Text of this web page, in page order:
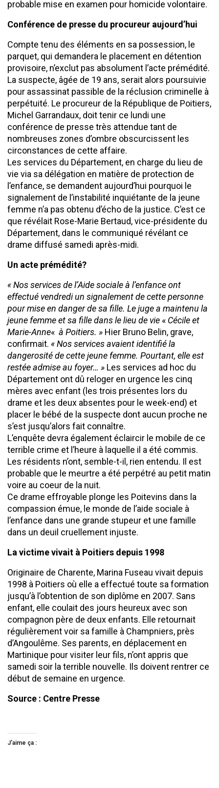
probable mise en examen pour homicide volontaire.
Conférence de presse du procureur aujourd’hui
Compte tenu des éléments en sa possession, le
parquet, qui demandera le placement en détention
provisoire, n’exclut pas absolument l’acte prémédité.
La suspecte, âgée de 19 ans, serait alors poursuivie
pour assassinat passible de la réclusion criminelle à
perpétuité. Le procureur de la République de Poitiers,
Michel Garrandaux, doit tenir ce lundi une
conférence de presse très attendue tant de
nombreuses zones d’ombre obscurcissent les
circonstances de cette affaire.
Les services du Département, en charge du lieu de
vie via sa délégation en matière de protection de
l’enfance, se demandent aujourd’hui pourquoi le
signalement de l’instabilité inquiétante de la jeune
femme n’a pas obtenu d’écho de la justice. C’est ce
que révélait Rose-Marie Bertaud, vice-présidente du
Département, dans le communiqué révélant ce
drame diffusé samedi après-midi.
Un acte prémédité?
« Nos services de l’Aide sociale à l’enfance ont
effectué vendredi un signalement de cette personne
pour mise en danger de sa fille. Le juge a maintenu la
jeune femme et sa fille dans le lieu de vie « Cécile et
Marie-Anne« à Poitiers. » Hier Bruno Belin, grave,
confirmait. « Nos services avaient identifié la
dangerosité de cette jeune femme. Pourtant, elle est
restée admise au foyer… » Les services ad hoc du
Département ont dû reloger en urgence les cinq
mères avec enfant (les trois présentes lors du
drame et les deux absentes pour le week-end) et
placer le bébé de la suspecte dont aucun proche ne
s’est jusqu’alors fait connaître.
L’enquête devra également éclaircir le mobile de ce
terrible crime et l’heure à laquelle il a été commis.
Les résidents n’ont, semble-t-il, rien entendu. Il est
probable que le meurtre a été perpétré au petit matin
voire au coeur de la nuit.
Ce drame effroyable plonge les Poitevins dans la
compassion émue, le monde de l’aide sociale à
l’enfance dans une grande stupeur et une famille
dans un deuil cruellement injuste.
La victime vivait à Poitiers depuis 1998
Originaire de Charente, Marina Fuseau vivait depuis
1998 à Poitiers où elle a effectué toute sa formation
jusqu’à l’obtention de son diplôme en 2007. Sans
enfant, elle coulait des jours heureux avec son
compagnon père de deux enfants. Elle retournait
régulièrement voir sa famille à Champniers, près
d’Angoulême. Ses parents, en déplacement en
Martinique pour visiter leur fils, n’ont appris que
samedi soir la terrible nouvelle. Ils doivent rentrer ce
début de semaine en urgence.
Source : Centre Presse
J’aime ça :